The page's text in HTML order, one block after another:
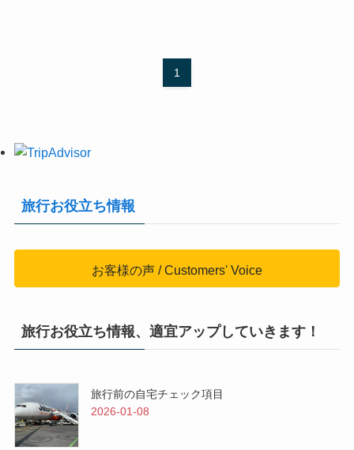
1
旅行お役立ち情報
お客様の声 / Customers' Voice
旅行お役立ち情報、適宜アップしていきます！
旅行前の自宅チェック項目
2026-01-08